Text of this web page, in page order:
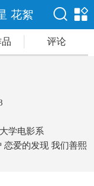
花絮
评论
学电影系
恋爱的发现 我们善熙